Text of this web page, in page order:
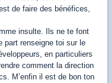
de faire des bénéfices,
insulte. Ils ne te font
part renseigne toi sur le
en particuliers
comment la direction
M’enfin il est de bon ton